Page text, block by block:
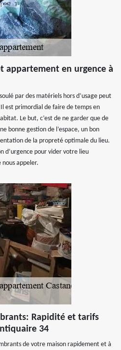
appartement en urgence à
par des matériels hors d’usage peut
est primordial de faire de temps en
Le but, c’est de ne garder que de
bonne gestion de l’espace, un bon
de la propreté optimale du lieu.
d’urgence pour vider votre lieu
nous appeler.
Rapidité et tarifs
34
de votre maison rapidement et à